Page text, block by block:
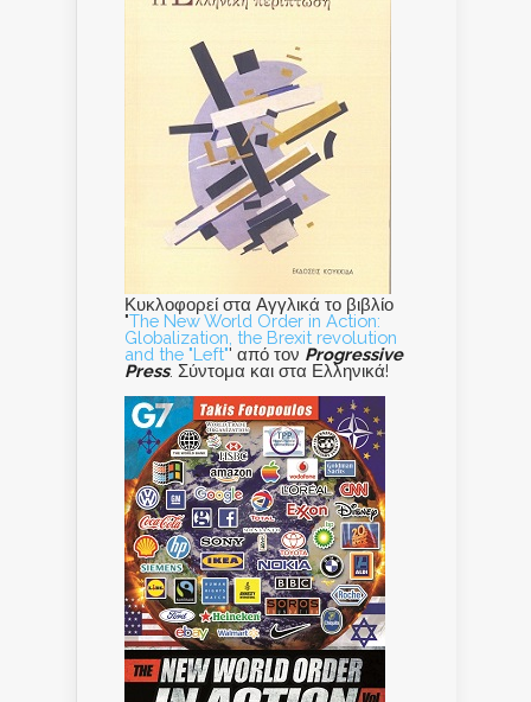
Κυκλοφορεί στα Αγγλικά το βιβλίο
"The New World Order in Action:
Globalization, the Brexit revolution
and the "Left"' από τον Progressive
Press. Σύντομα και στα Ελληνικά!